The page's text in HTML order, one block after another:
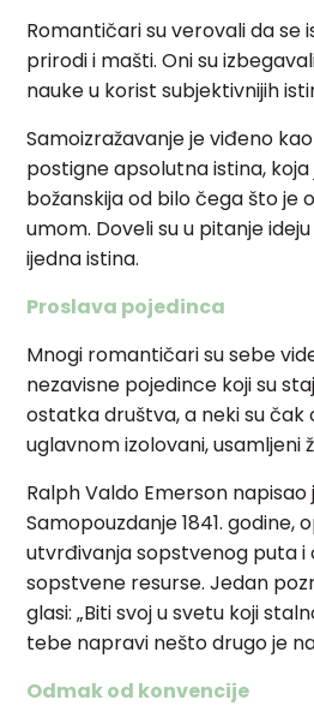
Romantičari su verovali da se
prirodi i mašti. Oni su
nauke u korist subjektivnijih
Samoizražavanje je viđeno
postigne apsolutna istina,
božanskija od bilo čega što je
umom. Doveli su u pitanje
ijedna istina.
Proslava pojedinca
Mnogi romantičari su sebe
nezavisne pojedince koji su
ostatka društva, a neki su čak
uglavnom izolovani, usamljeni
Ralph Valdo Emerson
Samopouzdanje 1841. godine,
utvrđivanja sopstvenog puta i
sopstvene resurse. Jedan
glasi: „Biti svoj u svetu koji
tebe napravi nešto drugo je
Odmak od konvencije